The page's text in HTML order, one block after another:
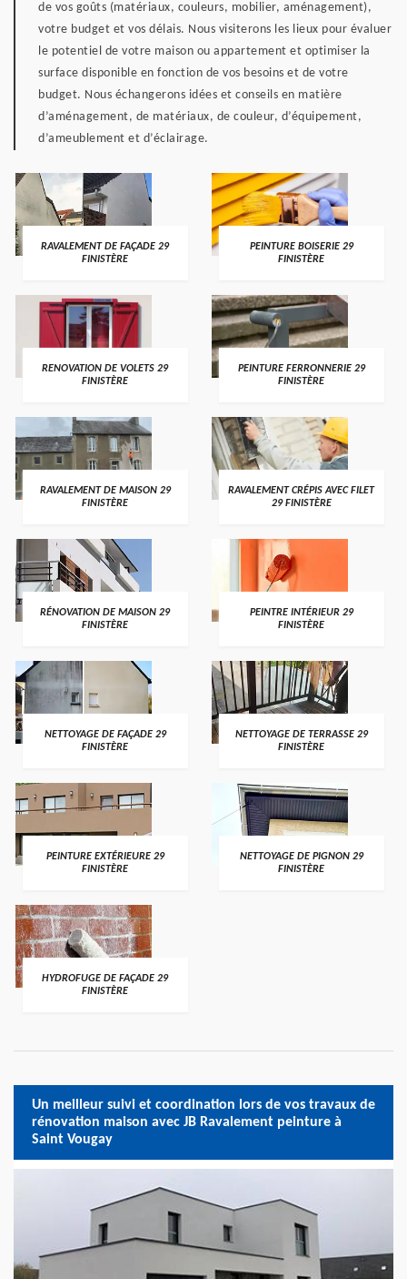
de vos goûts (matériaux, couleurs, mobilier, aménagement),
votre budget et vos délais. Nous visiterons les lieux pour évaluer
le potentiel de votre maison ou appartement et optimiser la
surface disponible en fonction de vos besoins et de votre
budget. Nous échangerons idées et conseils en matière
d’aménagement, de matériaux, de couleur, d’équipement,
d’ameublement et d’éclairage.
RAVALEMENT DE FAÇADE 29
FINISTÈRE
PEINTURE BOISERIE 29
FINISTÈRE
RENOVATION DE VOLETS 29
FINISTÈRE
PEINTURE FERRONNERIE 29
FINISTÈRE
RAVALEMENT DE MAISON 29
FINISTÈRE
RAVALEMENT CRÉPIS AVEC FILET
29 FINISTÈRE
RÉNOVATION DE MAISON 29
FINISTÈRE
PEINTRE INTÉRIEUR 29
FINISTÈRE
NETTOYAGE DE FAÇADE 29
FINISTÈRE
NETTOYAGE DE TERRASSE 29
FINISTÈRE
PEINTURE EXTÉRIEURE 29
FINISTÈRE
NETTOYAGE DE PIGNON 29
FINISTÈRE
HYDROFUGE DE FAÇADE 29
FINISTÈRE
Un meilleur suivi et coordination lors de vos travaux de
rénovation maison avec JB Ravalement peinture à
Saint Vougay